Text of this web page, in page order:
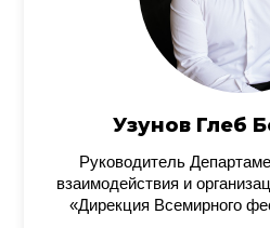
Узунов Глеб
Руководитель
взаимодействия и
«Дирекция Всемирного